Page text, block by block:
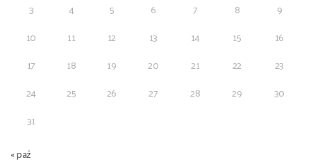
3
4 5 6 7 8
9
10
11 12 13 14 15
16
17
18 19 20 21 22
23
24
25 26 27 28 29
30
31
« paź